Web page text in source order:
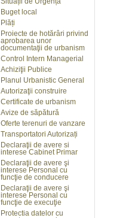
Buget local
Plăți
Proiecte de hotărâri privind
aprobarea unor
documentaţii de urbanism
Control Intern Managerial
Achiziţii Publice
Planul Urbanistic General
Autorizaţii construire
Certificate de urbanism
Avize de săpătură
Oferte terenuri de vanzare
Transportatori Autorizați
Declaraţii de avere si
interese Cabinet Primar
Declaraţii de avere şi
interese Personal cu
funcţie de conducere
Declaraţii de avere şi
interese Personal cu
funcţie de execuţie
Protectia datelor cu